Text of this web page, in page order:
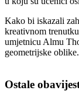
Kako bi iskazali
kreativnom
umjetnicu Almu
geometrijske oblike.
Ostale